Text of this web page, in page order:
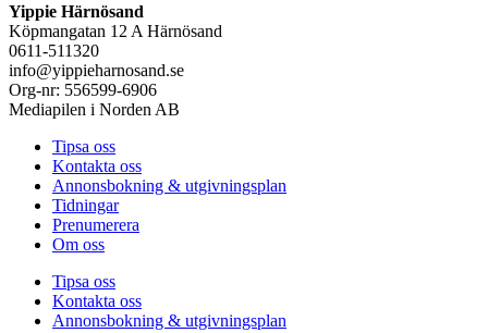
Yippie Härnösand
Köpmangatan 12 A Härnösand
0611-511320
info@yippieharnosand.se
Org-nr: 556599-6906
Mediapilen i Norden AB
Tipsa oss
Kontakta oss
Annonsbokning & utgivningsplan
Tidningar
Prenumerera
Om oss
Tipsa oss
Kontakta oss
Annonsbokning & utgivningsplan